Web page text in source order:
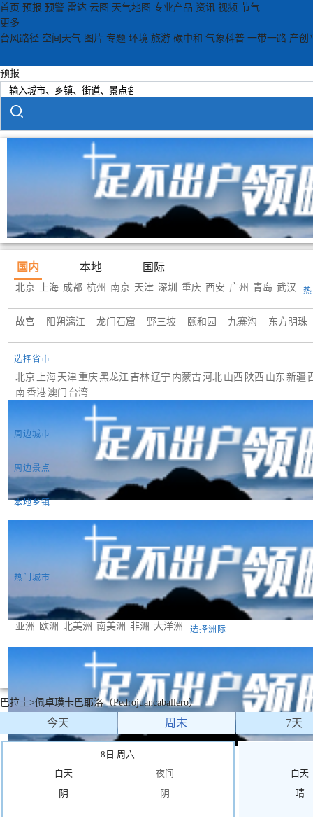
首页 预报 预警 雷达 云图 天气地图 专业产品 资讯 视频 节气
更多
台风路径 空间天气 图片 专题 环境 旅游 碳中和 气象科普 一带一路 产创
预报
国内 本地 国际
北京 上海 成都 杭州 南京 天津 深圳 重庆 西安 广州 青岛 武汉
故宫 阳朔漓江 龙门石窟 野三坡 颐和园 九寨沟 东方明珠
选择省市
北京 上海 天津重庆黑龙江 吉林辽宁 内蒙古河北 山西 陕西 山东 新疆
南香港 澳门 台湾
周边城市
周边景点
本地乡镇
热门城市
曼谷 东京 吉隆坡 新加坡 巴黎 罗马 伦敦 雅典
圣地亚哥
利马 基多 悉尼 奥克兰 苏瓦
选择洲际
亚洲 欧洲 北美洲 南美洲 非洲 大洋洲
巴拉圭>佩卓璜卡巴耶洛（Pedrojuancaballero）
今天 周末 7天
8日 周六
白天
阴
夜间
阴
白天
晴